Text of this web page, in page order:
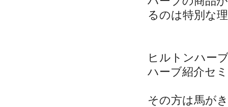
るのは特別な
ヒルトンハー
ハーブ紹介セ
その方は馬が